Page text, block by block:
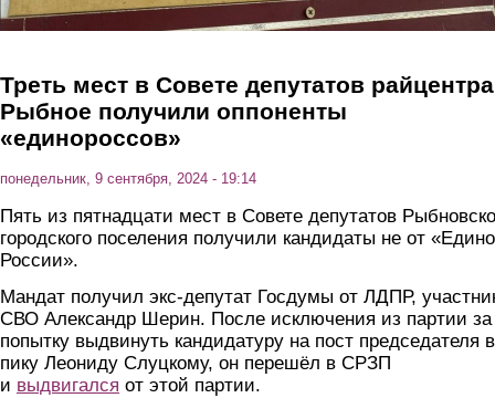
Треть мест в Совете депутатов райцентра
Рыбное получили оппоненты
«единороссов»
понедельник, 9 сентября, 2024 - 19:14
Пять из пятнадцати мест в Совете депутатов
городского поселения получили кандидаты не от
России».
Мандат получил экс-депутат Госдумы от ЛДПР,
СВО Александр Шерин. После исключения из партии за
попытку выдвинуть кандидатуру на пост председателя в
пику Леониду Слуцкому, он перешёл в СРЗП
и выдвигался от этой партии.